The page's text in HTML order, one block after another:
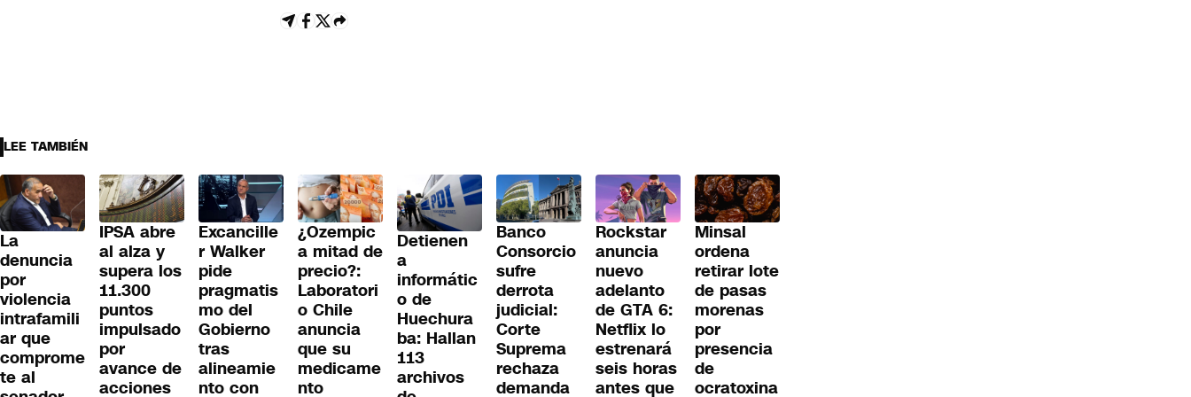
LEE TAMBIÉN
La
denuncia
por
violencia
intrafamili
ar que
comprome
te al
IPSA abre
al alza y
supera los
11.300
puntos
impulsado
por
avance de
acciones
Excancille
r Walker
pide
pragmatis
mo del
Gobierno
tras
alineamie
nto con
¿Ozempic
a mitad de
precio?:
Laboratori
o Chile
anuncia
que su
medicame
nto
Detienen
a
informátic
o de
Huechura
ba: Hallan
113
archivos
Banco
Consorcio
sufre
derrota
judicial:
Corte
Suprema
rechaza
demanda
Rockstar
anuncia
nuevo
adelanto
de GTA 6:
Netflix lo
estrenará
seis horas
antes que
Minsal
ordena
retirar lote
de pasas
morenas
por
presencia
de
ocratoxina